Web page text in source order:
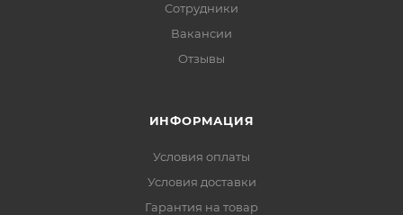
Сотрудники
Вакансии
Отзывы
ИНФОРМАЦИЯ
Условия оплаты
Условия доставки
Гарантия на товар